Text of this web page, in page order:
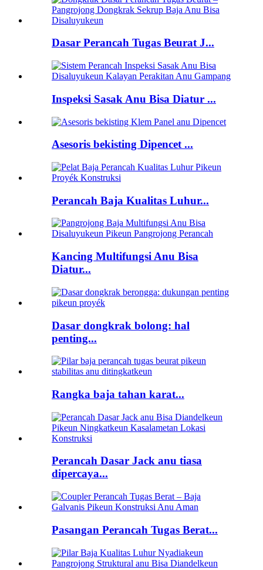
Dasar Perancah Tugas Beurat J...
Inspeksi Sasak Anu Bisa Diatur ...
Asesoris bekisting Dipencet ...
Perancah Baja Kualitas Luhur...
Kancing Multifungsi Anu Bisa
Diatur...
Dasar dongkrak bolong: hal
penting...
Rangka baja tahan karat...
Perancah Dasar Jack anu tiasa
dipercaya...
Pasangan Perancah Tugas Berat...